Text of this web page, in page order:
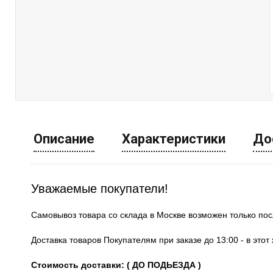
Описание Характеристики
Уважаемые покупатели!
Самовывоз товара со склада в Москве возможен только
Доставка товаров Покупателям при заказе до 13:00 - в
Стоимость доставки: ( ДО ПОДЬЕЗДА )